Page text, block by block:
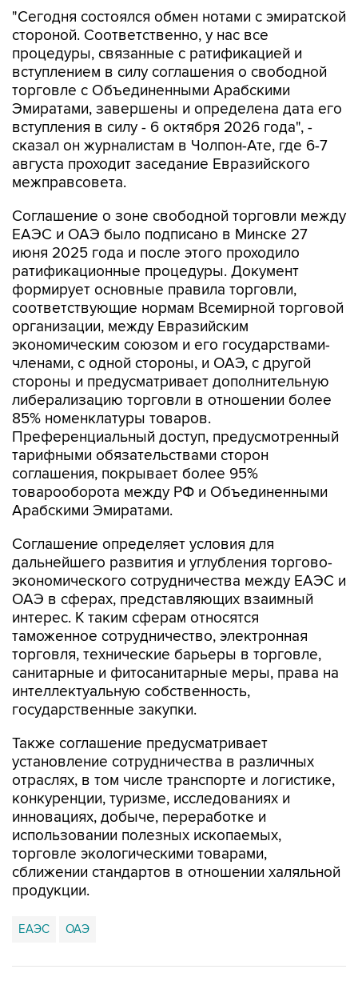
"Сегодня состоялся обмен нотами с эмиратской
стороной. Соответственно, у нас все
процедуры, связанные с ратификацией и
вступлением в силу соглашения о свободной
торговле с Объединенными Арабскими
Эмиратами, завершены и определена дата его
вступления в силу - 6 октября 2026 года", -
сказал он журналистам в Чолпон-Ате, где 6-7
августа проходит заседание Евразийского
межправсовета.
Соглашение о зоне свободной торговли между
ЕАЭС и ОАЭ было подписано в Минске 27
июня 2025 года и после этого проходило
ратификационные процедуры. Документ
формирует основные правила торговли,
соответствующие нормам Всемирной торговой
организации, между Евразийским
экономическим союзом и его государствами-
членами, с одной стороны, и ОАЭ, с другой
стороны и предусматривает дополнительную
либерализацию торговли в отношении более
85% номенклатуры товаров.
Преференциальный доступ, предусмотренный
тарифными обязательствами сторон
соглашения, покрывает более 95%
товарооборота между РФ и Объединенными
Арабскими Эмиратами.
Соглашение определяет условия для
дальнейшего развития и углубления торгово-
экономического сотрудничества между ЕАЭС и
ОАЭ в сферах, представляющих взаимный
интерес. К таким сферам относятся
таможенное сотрудничество, электронная
торговля, технические барьеры в торговле,
санитарные и фитосанитарные меры, права на
интеллектуальную собственность,
государственные закупки.
Также соглашение предусматривает
установление сотрудничества в различных
отраслях, в том числе транспорте и логистике,
конкуренции, туризме, исследованиях и
инновациях, добыче, переработке и
использовании полезных ископаемых,
торговле экологическими товарами,
сближении стандартов в отношении халяльной
продукции.
ЕАЭС ОАЭ